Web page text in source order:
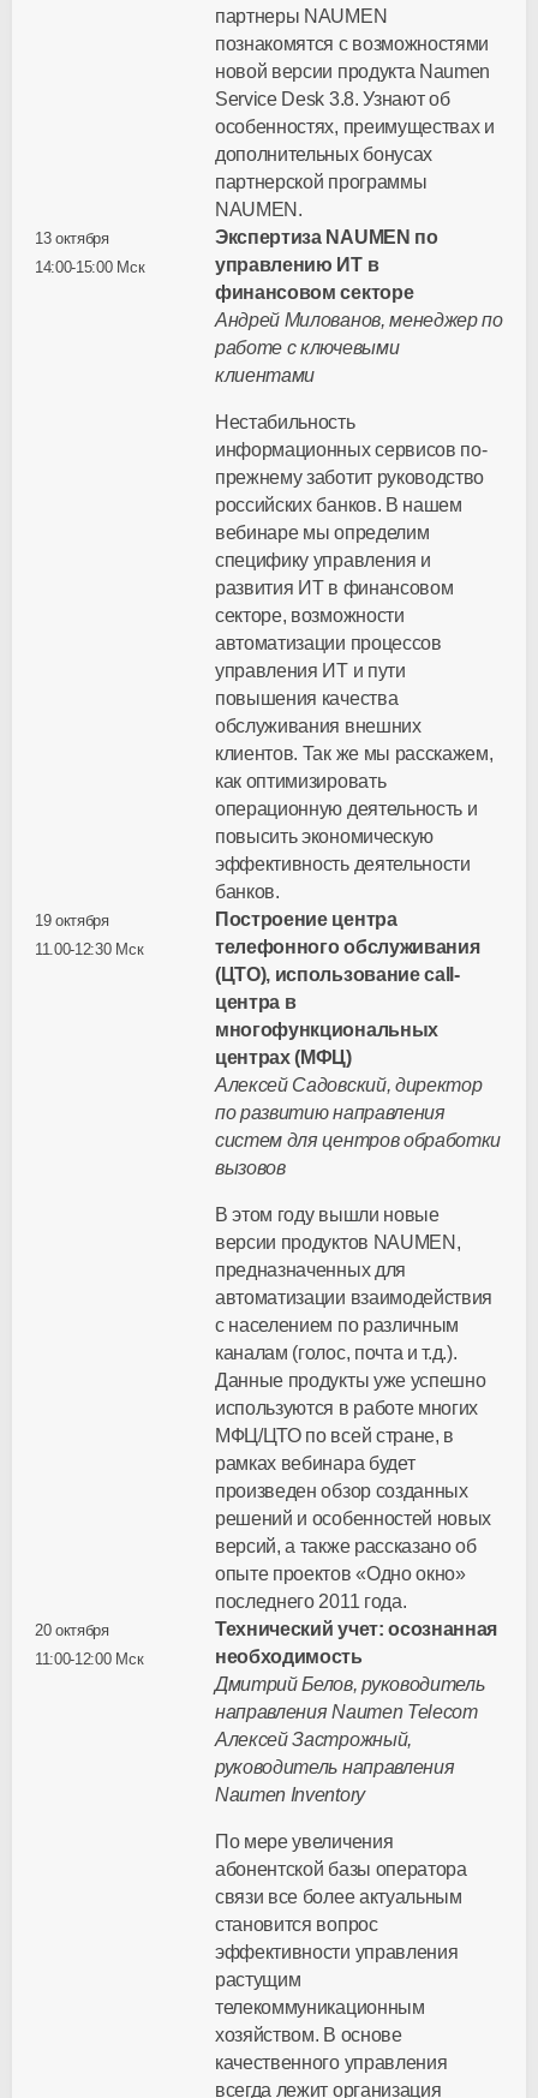
партнеры NAUMEN
познакомятся с возможностями
новой версии продукта Naumen
Service Desk 3.8. Узнают об
особенностях, преимуществах и
дополнительных бонусах
партнерской программы
NAUMEN.
13 октября
14:00-15:00 Мск
Экспертиза NAUMEN по
управлению ИТ в
финансовом секторе
Андрей Милованов, менеджер по
работе с ключевыми
клиентами
Нестабильность
информационных сервисов по-
прежнему заботит руководство
российских банков. В нашем
вебинаре мы определим
специфику управления и
развития ИТ в финансовом
секторе, возможности
автоматизации процессов
управления ИТ и пути
повышения качества
обслуживания внешних
клиентов. Так же мы расскажем,
как оптимизировать
операционную деятельность и
повысить экономическую
эффективность деятельности
банков.
19 октября
11.00-12:30 Мск
Построение центра
телефонного обслуживания
(ЦТО), использование call-
центра в
многофункциональных
центрах (МФЦ)
Алексей Садовский, директор
по развитию направления
систем для центров обработки
вызовов
В этом году вышли новые
версии продуктов NAUMEN,
предназначенных для
автоматизации взаимодействия
с населением по различным
каналам (голос, почта и т.д.).
Данные продукты уже успешно
используются в работе многих
МФЦ/ЦТО по всей стране, в
рамках вебинара будет
произведен обзор созданных
решений и особенностей новых
версий, а также рассказано об
опыте проектов «Одно окно»
последнего 2011 года.
20 октября
11:00-12:00 Мск
Технический учет: осознанная
необходимость
Дмитрий Белов, руководитель
направления Naumen Telecom
Алексей Застрожный,
руководитель направления
Naumen Inventory
По мере увеличения
абонентской базы оператора
связи все более актуальным
становится вопрос
эффективности управления
растущим
телекоммуникационным
хозяйством. В основе
качественного управления
всегда лежит организация